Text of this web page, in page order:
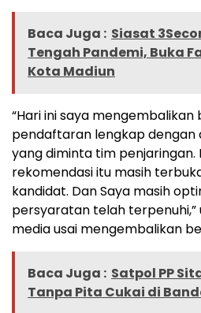
Baca Juga : Siasat
Tengah Pandemi, Buka
Kota Madiun
“Hari ini saya
pendaftaran lengkap
yang diminta tim
rekomendasi itu masih
kandidat. Dan Saya masih
persyaratan telah
media usai mengembalikan
Baca Juga : Satpol PP
Tanpa Pita Cukai di